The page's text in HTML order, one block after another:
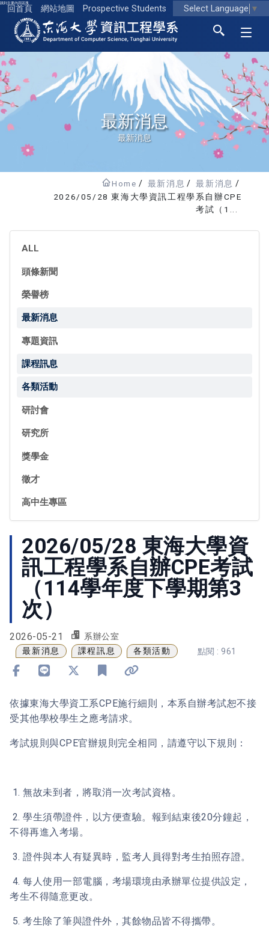
跳到主要內容區塊
回首頁 網站地圖 Prospective Students Select Language ▼
東海大學logo
最新消息
最新消息
Home 最新消息
最新消息
2026/05/28 東海大學資訊工程學系自辦CPE
考試（1...
ALL
頭條新聞
榮譽榜
最新消息
專題資訊
課程訊息
各類活動
研討會
研究所
獎學金
徵才
高中生專區
2026/05/28 東海大學資
訊工程學系自辦CPE考試
（114學年度下學期第3
次）
2026-05-21 系辦公室
最新消息 課程訊息 各類活動 點閱 : 961
依據東海大學資工系CPE施行細則，本系自辦考試恕不接
受其他學校學生之應考請求。
考試規則與CPE官辦規則完全相同，請遵守以下規則：
1. 無故未到者，將取消一次考試資格。
2. 學生須帶證件，以方便查驗。報到結束後20分鐘起，
不得再進入考場。
3. 證件與本人有疑異時，監考人員得對考生拍照存證。
4. 每人使用一部電腦，考場環境由承辦單位提供設定，
考生不得隨意更改。
5. 考生除了筆與證件外，其餘物品皆不得攜帶。